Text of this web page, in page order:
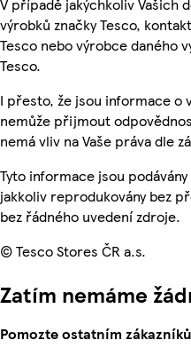
výrobků značky Tesco,
Tesco nebo výrobce daného
Tesco.
I přesto, že jsou informace o
nemůže přijmout
nemá vliv na Vaše práva dle
Tyto informace jsou
jakkoliv reprodukovány bez
bez řádného uvedení zdroje.
© Tesco Stores ČR a.s.
Zatím nemáme
Pomozte ostatním